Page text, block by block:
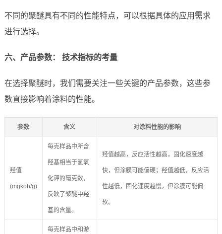
不同的聚醚具有不同的性能特点，可以根据具体的应用需求
进行选择。
六、产品参数： 技术指标的考量
在选择聚醚时，我们需要关注一些关键的产品参数，这些参
数直接影响着涂料的性能。
参数 含义 对涂料性能的影响
羟值
(mgkoh/g)
每克样品中所含
羟基相当于氢氧
化钾的毫克数，
反映了聚醚中羟
基的含量。
羟值越高，反应活性越高，固化速度越
快，但涂膜可能偏硬；羟值越低，反应活
性越低，固化速度越慢，但涂膜可能偏
软。
每克样品中和游